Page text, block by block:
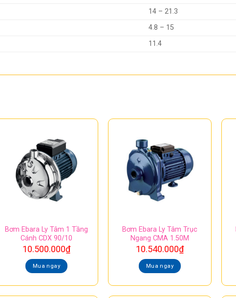
14 – 21.3
4.8 – 15
11.4
Bơm Ebara Ly Tâm 1 Tầng
Cánh CDX 90/10
10.500.000₫
Mua ngay
Bơm Ebara Ly Tâm Trục
Ngang CMA 1.50M
10.540.000₫
Mua ngay